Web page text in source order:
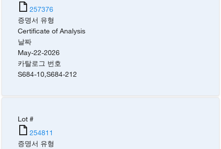
257376
증명서 유형
Certificate of Analysis
날짜
May-22-2026
카탈로그 번호
S684-10,S684-212
Lot #
254811
증명서 유형